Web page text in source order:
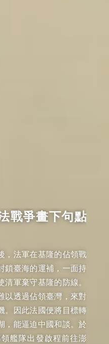
戰爭畫下句點
，法軍在基隆的佔領戰
鎖臺海的運補，一面持
軍棄守基隆的防線。
以透過佔領臺灣，來對
。因此法國便將目標轉
，能逼迫中國和談。於
艦隊出發啟程前往澎